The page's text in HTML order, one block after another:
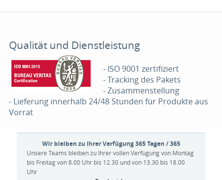
Qualität und Dienstleistung
- ISO 9001 zertifiziert
- Tracking des Pakets
- Zusammenstellung
- Lieferung innerhalb 24/48 Stunden für Produkte aus
Vorrat
Wir bleiben zu Ihrer Verfügung 365 Tagen / 365
Unsere Teams bleiben zu Ihrer vollen Verfügung von Montag
bis Freitag von 8.00 Uhr bis 12.30 und von 13.30 bis 18.00
Uhr